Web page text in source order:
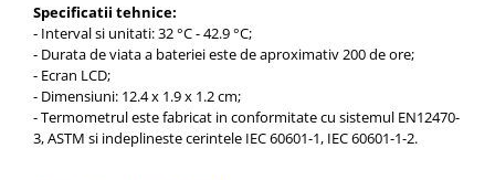
Specificatii tehnice:
- Interval si unitati: 32°C- 42.9°C;
- Durata de viata a bateriei este de aproximativ 200 de ore;
- Ecran LCD;
- Dimensiuni: 12.4 x 1.9 x 1.2 cm;
- Termometrul este fabricat in conformitate cu sistemul EN12470-
3, ASTM si indeplineste cerintele IEC 60601-1, IEC 60601-1-2.